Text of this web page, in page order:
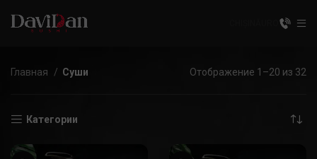
Главная Суши Отображение 1–20 из 32
Категории